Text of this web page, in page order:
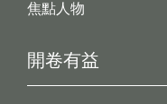
開卷有益
焦點人物